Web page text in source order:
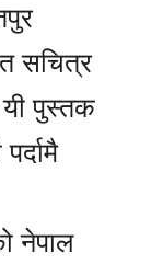
सचित्र
पुस्तक
नेपाल